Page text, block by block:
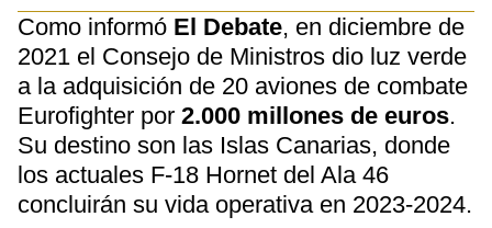
Como informó El Debate, en diciembre de
2021 el Consejo de Ministros dio luz verde
a la adquisición de 20 aviones de combate
Eurofighter por 2.000 millones de euros.
Su destino son las Islas Canarias, donde
los actuales F-18 Hornet del Ala 46
concluirán su vida operativa en 2023-2024.